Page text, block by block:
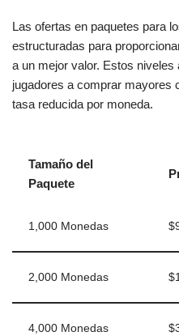
Las ofertas en paquetes para
estructuradas para
a un mejor valor. Estos niveles
jugadores a comprar mayores
tasa reducida por moneda.
Tamaño del
Paquete
1,000 Monedas
2,000 Monedas
4,000 Monedas